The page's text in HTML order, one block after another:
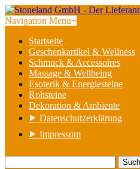
Navigation Menu+
Startseite
Geschenkartikel & Wellness
Schmuck & Accessoires
Massage & Wellbeing
Esoterik & Energiesteine
Rohsteine
Dekoration & Ambiente
⯈ Datenschutzerklärung
⯈ Impressum